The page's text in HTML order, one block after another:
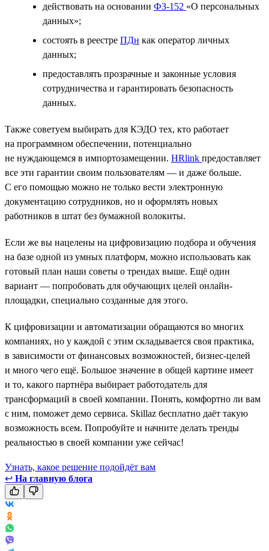
действовать на основании ФЗ-152 «О персональных
данных»;
состоять в реестре ПДн как оператор личных
данных;
предоставлять прозрачные и законные условия
сотрудничества и гарантировать безопасность
данных.
Также советуем выбирать для КЭДО тех, кто работает
на программном обеспечении, потенциально
не нуждающемся в импортозамещении. HRlink предоставляет
все эти гарантии своим пользователям — и даже больше.
С его помощью можно не только вести электронную
документацию сотрудников, но и оформлять новых
работников в штат без бумажной волокиты.
Если же вы нацелены на цифровизацию подбора и обучения
на базе одной из умных платформ, можно использовать как
готовый план наши советы о трендах выше. Ещё один
вариант — попробовать для обучающих целей онлайн-
площадки, специально созданные для этого.
К цифровизации и автоматизации обращаются во многих
компаниях, но у каждой с этим складывается своя практика,
в зависимости от финансовых возможностей, бизнес-целей
и много чего ещё. Большое значение в общей картине имеет
и то, какого партнёра выбирает работодатель для
трансформаций в своей компании. Понять, комфортно ли вам
с ним, поможет демо сервиса. Skillaz бесплатно даёт такую
возможность всем. Попробуйте и начните делать тренды
реальностью в своей компании уже сейчас!
Узнать, какое решение подойдёт вам
↩ На главную блога